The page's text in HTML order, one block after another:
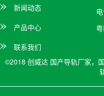
新闻动态
产品中心
联系我们
©2018 创威达 国产导轨厂家，